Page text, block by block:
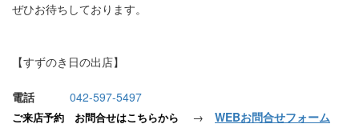
ぜひお待ちしております。
【すずのき日の出店】
電話 042-597-5497
ご来店予約 お問合せはこちらから → WEBお問合せフォーム